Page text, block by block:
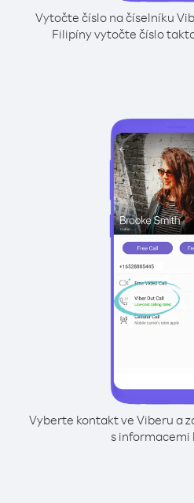
Vytočte číslo na číselníku
Filipíny vytočte číslo
Vyberte kontakt ve Viberu a
s informacemi